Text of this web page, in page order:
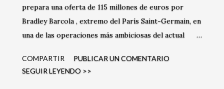
prepara una oferta de 115 millones de euros por
Bradley Barcola , extremo del París Saint-Germain, en
una de las operaciones más ambiciosas del actual
ataque con una de las figuras jóvenes del fútbol
COMPARTIR
PUBLICAR UN COMENTARIO
SEGUIR LEYENDO >>